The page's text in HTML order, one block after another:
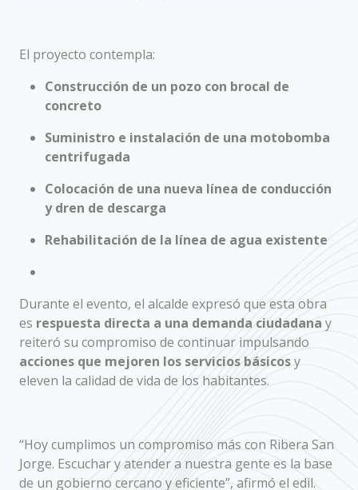
El proyecto contempla:
Construcción de un pozo con brocal de
concreto
Suministro e instalación de una motobomba
centrifugada
Colocación de una nueva línea de conducción
y dren de descarga
Rehabilitación de la línea de agua existente
Durante el evento, el alcalde expresó que esta obra
es respuesta directa a una demanda ciudadana y
reiteró su compromiso de continuar impulsando
acciones que mejoren los servicios básicosy
eleven la calidad de vida de los habitantes.
“Hoy cumplimos un compromiso más con Ribera San
Jorge. Escuchar y atender a nuestra gente es la base
de un gobierno cercano y eficiente”, afirmó el edil.